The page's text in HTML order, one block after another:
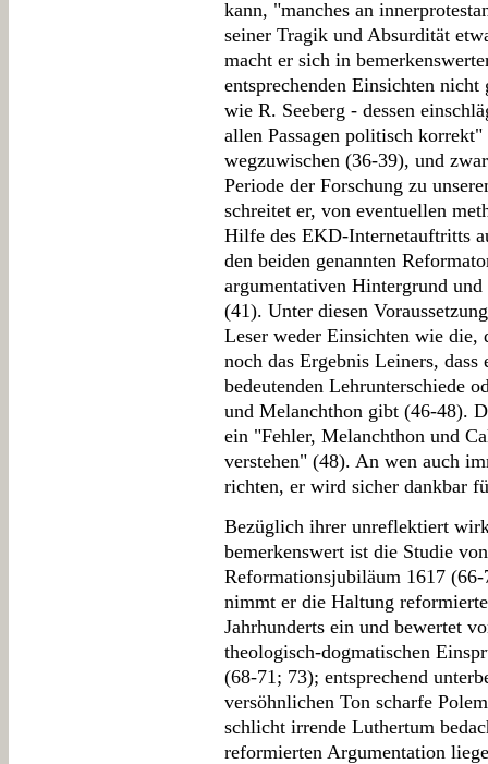
kann, "manches an
seiner Tragik und Absurdität
macht er sich in
entsprechenden Einsichten
wie R. Seeberg - dessen
allen Passagen politisch
wegzuwischen (36-39), und
Periode der Forschung zu
schreitet er, von eventuellen
Hilfe des EKD-Internetauftritts
den beiden genannten
argumentativen Hintergrund
(41). Unter diesen
Leser weder Einsichten wie
noch das Ergebnis Leiners,
bedeutenden Lehrunterschiede
und Melanchthon gibt (46-48).
ein "Fehler, Melanchthon und
verstehen" (48). An wen auch
richten, er wird sicher dankbar
Bezüglich ihrer unreflektiert
bemerkenswert ist die Studie
Reformationsjubiläum 1617
nimmt er die Haltung
Jahrhunderts ein und bewertet
theologisch-dogmatischen
(68-71; 73); entsprechend
versöhnlichen Ton scharfe
schlicht irrende Luthertum
reformierten Argumentation